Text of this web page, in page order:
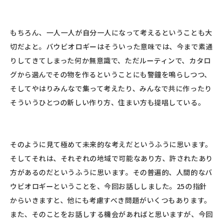
もちろん、一人一人が自分一人になって考えるということも大
切だよと。バウビオロギーはそういった意味では、今まで素通
りしてきてしまった何か無意識で、ただルーティンで、カタロ
グから選んでその物を作るということにも警鐘を鳴らしつつ、
そしてやはりみんなで集って考えたり、みんなで共に作ったり
そういうひとつの新しい作り方、住まい方も提唱している。
そのように見て極めて未来的な考えだというふうに思います。
そしてそれは、それぞれの地域で可能なあり方、許されたあり
方があるのだというふうに思います。その普遍的、人間的なバ
ウビオロギーということを、今回お話ししました。25の指針
からいきますと、他にも考慮すべき問題がいくつもあります。
また、そのことをお話しする機会があればと思いますが、今回